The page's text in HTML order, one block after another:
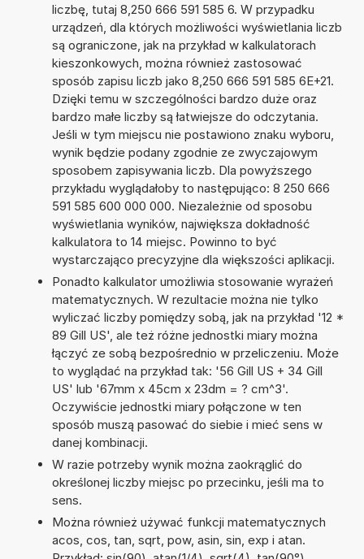
liczbę, tutaj 8,250 666 591 585 6. W przypadku
urządzeń, dla których możliwości wyświetlania liczb
są ograniczone, jak na przykład w kalkulatorach
kieszonkowych, można również zastosować
sposób zapisu liczb jako 8,250 666 591 585 6E+21.
Dzięki temu w szczególności bardzo duże oraz
bardzo małe liczby są łatwiejsze do odczytania.
Jeśli w tym miejscu nie postawiono znaku wyboru,
wynik będzie podany zgodnie ze zwyczajowym
sposobem zapisywania liczb. Dla powyższego
przykładu wyglądałoby to następująco: 8 250 666
591 585 600 000 000. Niezależnie od sposobu
wyświetlania wyników, największa dokładność
kalkulatora to 14 miejsc. Powinno to być
wystarczająco precyzyjne dla większości aplikacji.
Ponadto kalkulator umożliwia stosowanie wyrażeń
matematycznych. W rezultacie można nie tylko
wyliczać liczby pomiędzy sobą, jak na przykład '12 *
89 Gill US', ale też różne jednostki miary można
łączyć ze sobą bezpośrednio w przeliczeniu. Może
to wyglądać na przykład tak: '56 Gill US + 34 Gill
US' lub '67mm x 45cm x 23dm = ? cm^3'.
Oczywiście jednostki miary połączone w ten
sposób muszą pasować do siebie i mieć sens w
danej kombinacji.
W razie potrzeby wynik można zaokrąglić do
określonej liczby miejsc po przecinku, jeśli ma to
sens.
Można również używać funkcji matematycznych
acos, cos, tan, sqrt, pow, asin, sin, exp i atan.